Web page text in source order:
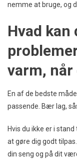
nemme at bruge, og
Hvad kan
varm, når
En af de bedste
passende. Bær lag,
Hvis du ikke er i
at gøre dig godt
din seng og på dit